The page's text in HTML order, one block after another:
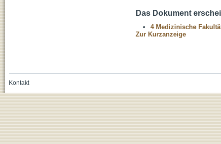
Das Dokument
4 Medizinische
Zur Kurzanzeige
Kontakt